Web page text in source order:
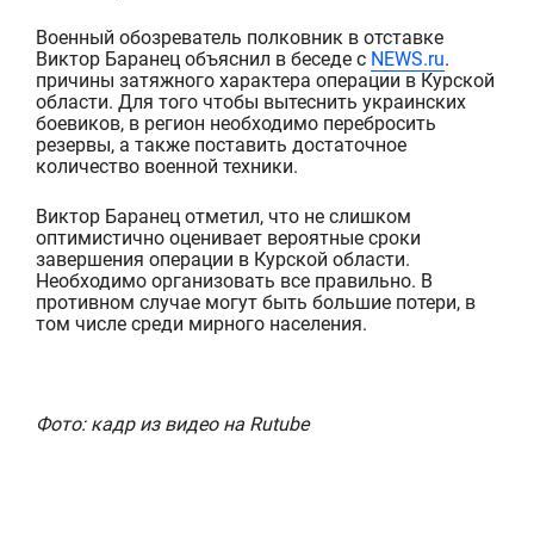
Военный обозреватель полковник в отставке
Виктор Баранец объяснил в беседе с NEWS.ru.
причины затяжного характера операции в Курской
области. Для того чтобы вытеснить украинских
боевиков, в регион необходимо перебросить
резервы, а также поставить достаточное
количество военной техники.
Виктор Баранецотметил, что не слишком
оптимистично оценивает вероятные сроки
завершения операции в Курской области.
Необходимо организовать все правильно. В
противном случае могут быть большие потери, в
том числе среди мирного населения.
Фото: кадр из видео на Rutube